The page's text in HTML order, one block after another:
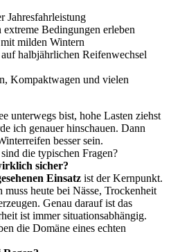
Jahresfahrleistung
Bedingungen erleben
milden Wintern
halbjährlichen Reifenwechsel
Kompaktwagen und vielen
unterwegs bist, hohe Lasten ziehst
ich genauer hinschauen. Dann
besser sein.
die typischen Fragen?
sicher?
Einsatz ist der Kernpunkt.
heute bei Nässe, Trockenheit
Genau darauf ist das
ist immer situationsabhängig.
die Domäne eines echten